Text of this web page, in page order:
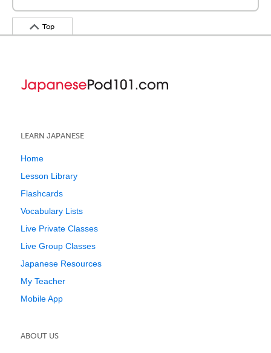
Top
LEARN JAPANESE
Home
Lesson Library
Flashcards
Vocabulary Lists
Live Private Classes
Live Group Classes
Japanese Resources
My Teacher
Mobile App
ABOUT US